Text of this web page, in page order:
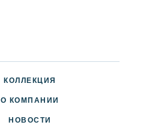
КОЛЛЕКЦИЯ
НОВОСТИ
О КОМПАНИИ